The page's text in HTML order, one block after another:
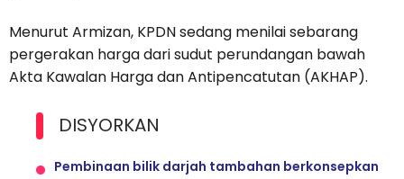
Menurut Armizan, KPDN sedang menilai sebarang
pergerakan harga dari sudut perundangan bawah
Akta Kawalan Harga dan Antipencatutan (AKHAP).
DISYORKAN
Pembinaan bilik darjah tambahan berkonsepkan